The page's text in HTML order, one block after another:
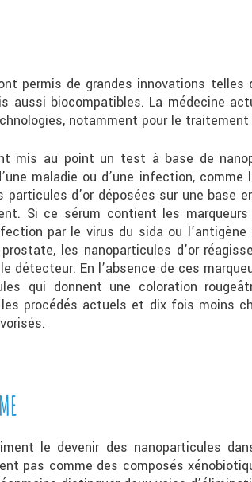
permis de grandes innovations telles
biocompatibles. La médecine
notamment pour le
mis au point un test à base de
maladie ou d’une infection,
d’or déposées sur une base
Si ce sérum contient les
par le virus du sida ou
les nanoparticules d’or
détecteur. En l’absence de ces
qui donnent une coloration
procédés actuels et dix fois moins
le devenir des nanoparticules
pas comme des composés